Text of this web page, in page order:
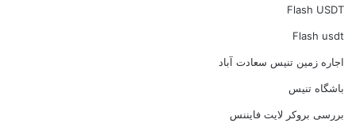
Flash USDT
Flash usdt
اجاره زمین تنیس سعادت آباد
باشگاه تنیس
بررسی بروکر لایت فایننس